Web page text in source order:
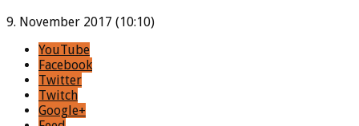
9. November 2017 (10:10)
YouTube
Facebook
Twitter
Twitch
Google+